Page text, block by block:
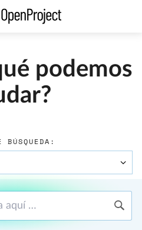
podemos
BÚSQUEDA: